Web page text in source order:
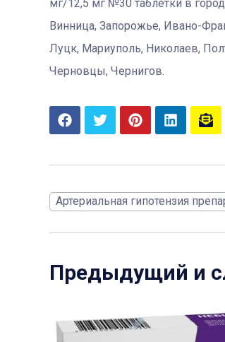
мг/12,5 мг №30 таблетки в
Винница, Запорожье, Ивано-
Луцк, Мариуполь, Николаев,
Черновцы, Чернигов.
Артериальная гипотензия
Предыдущий и